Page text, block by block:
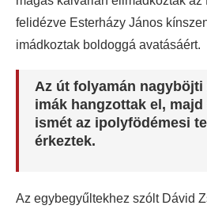
felidézve Esterházy János
imádkoztak boldoggá avatásáért.
Az út folyamán
imák hangzottak el,
ismét az ipolyfödémesi
érkeztek.
Az egybegyűltekhez szólt Dávid